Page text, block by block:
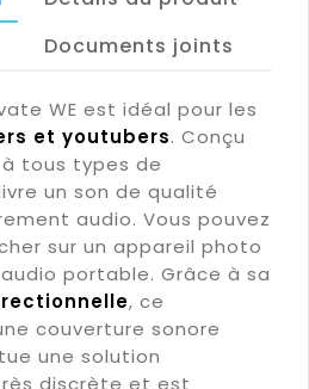
Documents joints
WE est idéal pour les
et youtubers. Conçu
tous types de
un son de qualité
audio. Vous pouvez
sur un appareil photo
portable. Grâce à sa
, ce
couverture sonore
une solution
discrète et est